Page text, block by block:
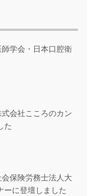
師学会・日本口腔衛
式会社こころのカン
た
会保険労務士法人大
ーに登壇しました